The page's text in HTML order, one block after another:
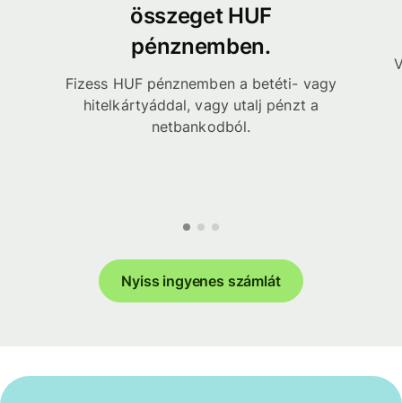
összeget HUF
pénznemben.
Fizess HUF pénznemben a betéti- vagy
hitelkártyáddal, vagy utalj pénzt a
netbankodból.
Nyiss ingyenes számlát